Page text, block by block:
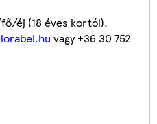
éj (18 éves kortól).
vagy +36 30 752